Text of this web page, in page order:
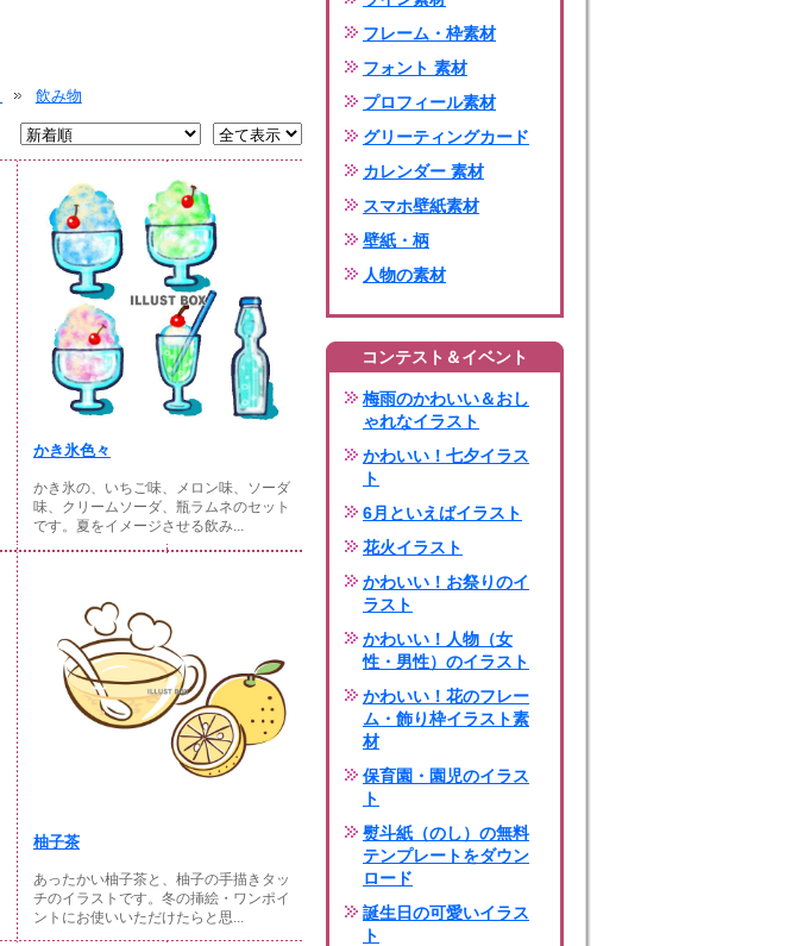
飲み物
かき氷色々
かき氷の、いちご味、メロン味、ソーダ
味、クリームソーダ、瓶ラムネのセット
です。夏をイメージさせる飲み...
柚子茶
あったかい柚子茶と、柚子の手描きタッ
チのイラストです。冬の挿絵・ワンポイ
ントにお使いいただけたらと思...
フレーム・枠素材
フォント 素材
プロフィール素材
グリーティングカード
カレンダー 素材
スマホ壁紙素材
壁紙・柄
人物の素材
コンテスト＆イベント
梅雨のかわいい＆おし
ゃれなイラスト
かわいい！七夕イラス
ト
6月といえばイラスト
花火イラスト
かわいい！お祭りのイ
ラスト
かわいい！人物（女
性・男性）のイラスト
かわいい！花のフレー
ム・飾り枠イラスト素
材
保育園・園児のイラス
ト
熨斗紙（のし）の無料
テンプレートをダウン
ロード
誕生日の可愛いイラス
ト